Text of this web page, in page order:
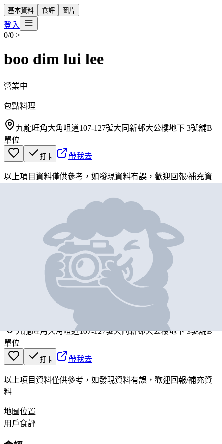
基本資料 食評 圖片
登入
0/0 >
boo dim lui lee
營業中
包點料理
九龍旺角大角咀道107-127號大同新邨大公樓地下 3號舖B
單位
打卡 帶我去
以上項目資料僅供參考，如發現資料有誤，歡迎回報/補充資
boo dim lui lee
九龍旺角大角咀道107-127號大同新邨大公樓地下 3號舖B
單位
打卡 帶我去
以上項目資料僅供參考，如發現資料有誤，歡迎回報/補充資
料
地圖位置
用戶食評